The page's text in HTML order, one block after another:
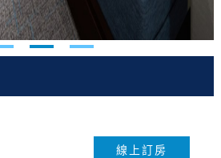
線上訂房